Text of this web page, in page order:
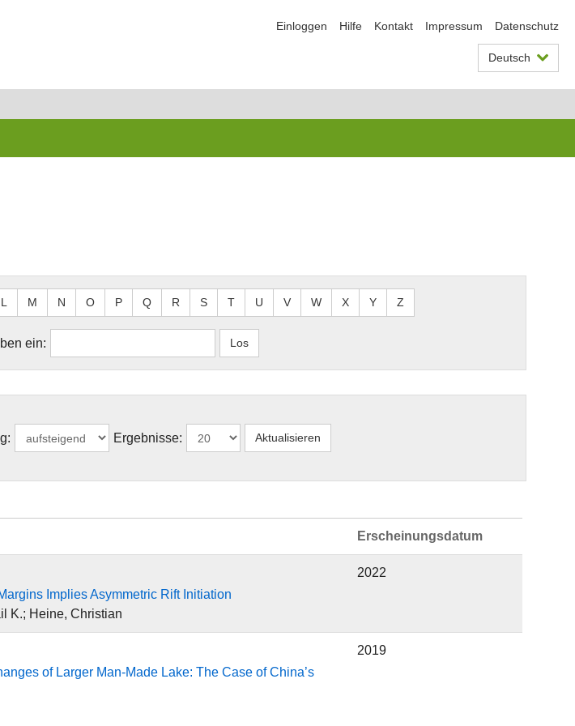
Einloggen Hilfe Kontakt Impressum Datenschutz
Deutsch
L M N O P Q R S T U V W X Y Z
ein:
Ergebnisse:
Erscheinungsdatum
Implies Asymmetric Rift Initiation
K.; Heine, Christian
2022
of Larger Man-Made Lake: The Case of China’s
2019